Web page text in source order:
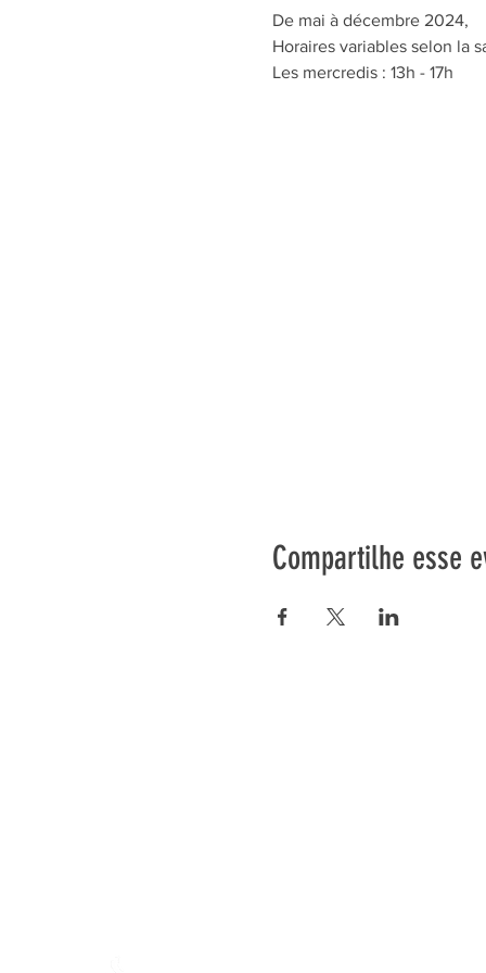
De mai à décembre 2024,
Horaires variables selon la
Les mercredis : 13h - 17h
Compartilhe esse